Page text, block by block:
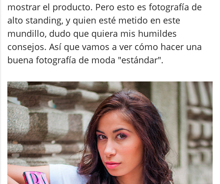
mostrar el producto. Pero esto es fotografía de
alto standing, y quien esté metido en este
mundillo, dudo que quiera mis humildes
consejos. Así que vamos a ver cómo hacer una
buena fotografía de moda "estándar".